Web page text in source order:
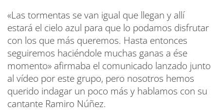
«Las tormentas se van igual que llegan y allí
estará el cielo azul para que lo podamos disfrutar
con los que más queremos. Hasta entonces
seguiremos haciéndole muchas ganas a ése
momento» afirmaba el comunicado lanzado junto
al vídeo por este grupo, pero nosotros hemos
querido indagar un poco más y hablamos con su
cantante Ramiro Núñez.